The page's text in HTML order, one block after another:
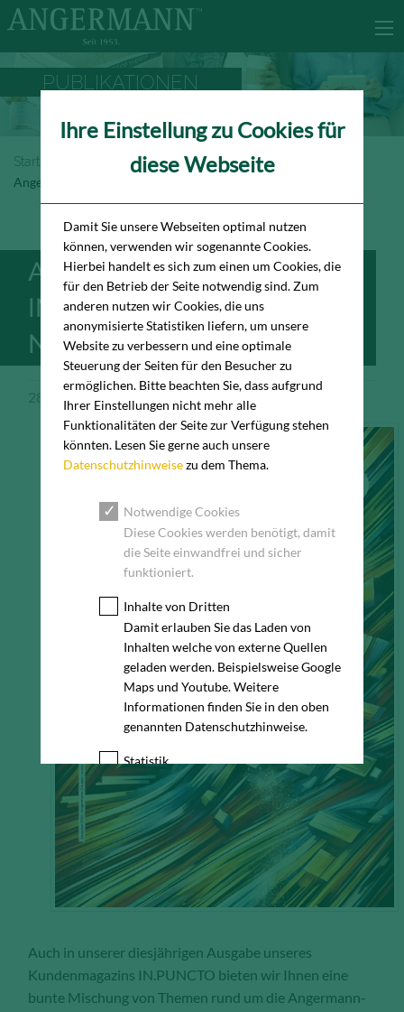
PUBLIKATIONEN
Startseite Newsroom
Publikationen
Angermann IN.PUNCTO Ausgabe No. 27
ANGERMANN
IN.PUNCTO AUSGABE
NO. 27
28.11.2024
Auch in unserer diesjährigen Ausgabe unseres
Kundenmagazins IN.PUNCTO bieten wir Ihnen eine
bunte Mischung von Themen rund um die Angermann-
Ihre Einstellung zu Cookies für
diese Webseite
Damit Sie unsere Webseiten optimal nutzen
können, verwenden wir sogenannte Cookies.
Hierbei handelt es sich zum einen um Cookies, die
für den Betrieb der Seite notwendig sind. Zum
anderen nutzen wir Cookies, die uns
anonymisierte Statistiken liefern, um unsere
Website zu verbessern und eine optimale
Steuerung der Seiten für den Besucher zu
ermöglichen. Bitte beachten Sie, dass aufgrund
Ihrer Einstellungen nicht mehr alle
Funktionalitäten der Seite zur Verfügung stehen
könnten. Lesen Sie gerne auch unsere
Datenschutzhinweisezu dem Thema.
Notwendige Cookies
Diese Cookies werden benötigt, damit
die Seite einwandfrei und sicher
funktioniert.
Inhalte von Dritten
Damit erlauben Sie das Laden von
Inhalten welche von externe Quellen
geladen werden. Beispielsweise Google
Maps und Youtube. Weitere
Informationen finden Sie in den oben
genannten Datenschutzhinweise.
Statistik
Diese Cookies erfassen anonyme
Statistik-Daten, wie zum Beispiel die
Anzahl der Besucher auf den Seiten,
Ihren Weg durch unseren
Internetauftritt oder das Gerät, mit
dem die Seiten angesehen werden.
Aufgrund dieser Statistiken können
Speichern und schließen